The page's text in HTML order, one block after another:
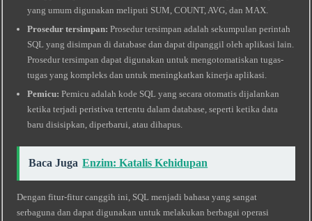
yang umum digunakan meliputi SUM, COUNT, AVG, dan MAX.
Prosedur tersimpan: Prosedur tersimpan adalah sekumpulan perintah
SQL yang disimpan di database dan dapat dipanggil oleh aplikasi lain.
Prosedur tersimpan dapat digunakan untuk mengotomatiskan tugas-
tugas yang kompleks dan untuk meningkatkan kinerja aplikasi.
Pemicu: Pemicu adalah kode SQL yang secara otomatis dijalankan
ketika terjadi peristiwa tertentu dalam database, seperti ketika data
baru disisipkan, diperbarui, atau dihapus.
Baca Juga Enzim: Katalis Kehidupan
Dengan fitur-fitur canggih ini, SQL menjadi bahasa yang sangat
serbaguna dan dapat digunakan untuk melakukan berbagai operasi